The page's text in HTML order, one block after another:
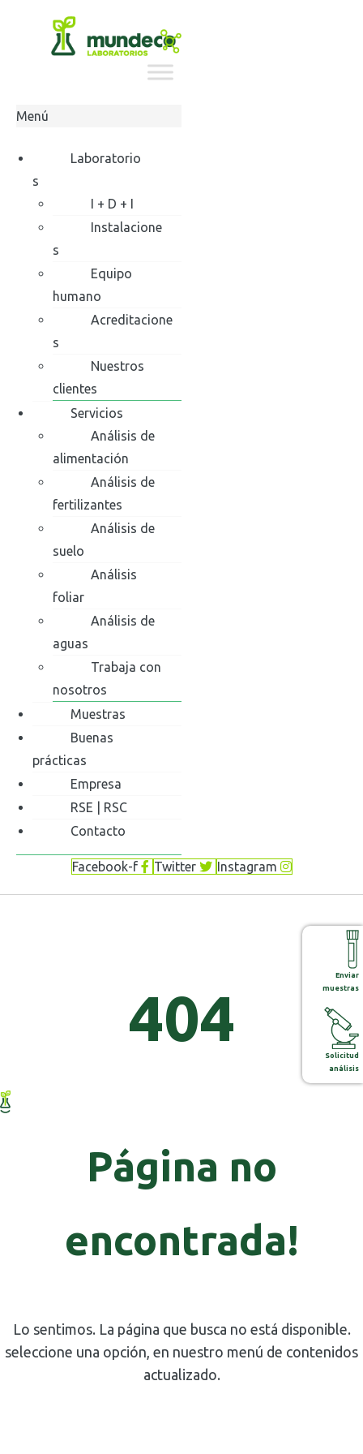
Menú
Laboratorio
s
I + D + I
Instalacione
s
Equipo
humano
Acreditacione
s
Nuestros
clientes
Servicios
Análisis de
alimentación
Análisis de
fertilizantes
Análisis de
suelo
Análisis
foliar
Análisis de
aguas
Trabaja con
nosotros
Muestras
Buenas
prácticas
Empresa
RSE | RSC
Contacto
Facebook-f Twitter Instagram
Enviar
muestras
Solicitud
análisis
404
Página no
encontrada!
Lo sentimos. La página que busca no está disponible.
seleccione una opción, en nuestro menú de contenidos
actualizado.